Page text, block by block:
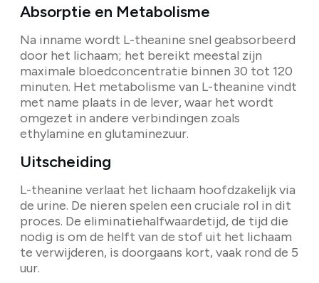
Absorptie en Metabolisme
Na inname wordt L-theanine snel geabsorbeerd
door het lichaam; het bereikt meestal zijn
maximale bloedconcentratie binnen 30 tot 120
minuten. Het metabolisme van L-theanine vindt
met name plaats in de lever, waar het wordt
omgezet in andere verbindingen zoals
ethylamine en glutaminezuur.
Uitscheiding
L-theanine verlaat het lichaam hoofdzakelijk via
de urine. De nieren spelen een cruciale rol in dit
proces. De eliminatiehalfwaardetijd, de tijd die
nodig is om de helft van de stof uit het lichaam
te verwijderen, is doorgaans kort, vaak rond de 5
uur.